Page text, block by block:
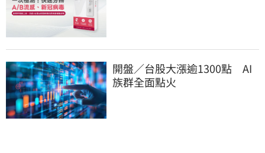
開盤／台股大漲逾1300點　AI
族群全面點火